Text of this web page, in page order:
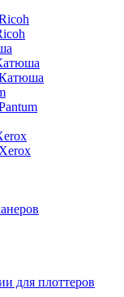
для плоттеров